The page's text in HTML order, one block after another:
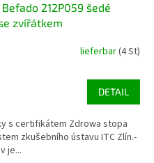
212P059 šedé
zvířátkem
lieferbar(4 St)
DETAIL
s certifikátem Zdrowa stopa
zkušebního ústavu ITC Zlín.-
je...